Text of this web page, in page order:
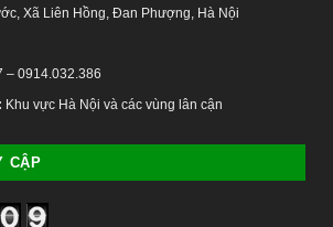
Xã Liên Hồng, Đan Phượng, Hà Nội
– 0914.032.386
Khu vực Hà Nội và các vùng lân cận
CẬP